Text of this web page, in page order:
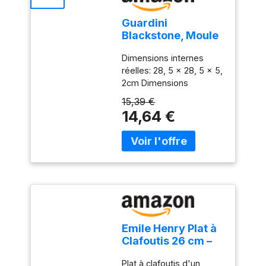
manière fiable - alors
cliquez sur «Acheter cet
article»
Guardini
Blackstone, Moule
acier avec
revêtement anti-
adhérent, couleur
« black-stone »
Dimensions internes
réelles: 28, 5 x 28, 5 x 5,
2cm Dimensions
x 28, 5 x 5, 2cm Moule
adapté pour friteuse à
air, vérifiez la taille de
l'article avec le panier de
15,39 €
14,64 €
Emile Henry Plat à
Clafoutis 26 cm –
Plat à clafoutis d'un